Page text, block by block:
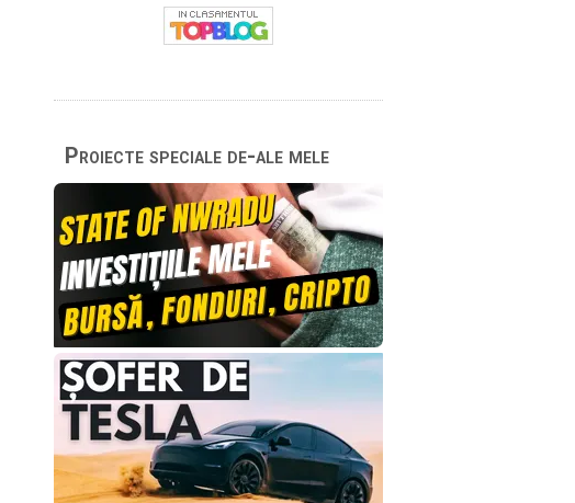
Proiecte speciale de-ale mele